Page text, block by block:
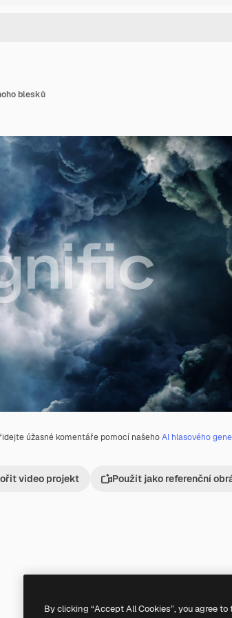
úžasné komentáře pomocí našehoAI hlasového
video projekt Použít jako referenční
blesků
By clicking “Accept All Cookies”, you agree